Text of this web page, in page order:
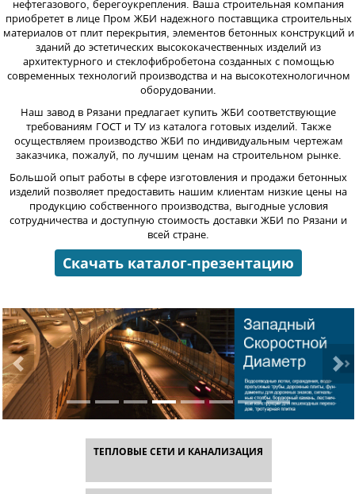
нефтегазового, берегоукрепления. Ваша строительная компания
приобретет в лице Пром ЖБИ надежного поставщика строительных
материалов от плит перекрытия, элементов бетонных конструкций и
зданий до эстетических высококачественных изделий из
архитектурного и стеклофибробетона созданных с помощью
современных технологий производства и на высокотехнологичном
оборудовании.
Наш завод в Рязани предлагает купить ЖБИ соответствующие
требованиям ГОСТ и ТУ из каталога готовых изделий. Также
осуществляем производство ЖБИ по индивидуальным чертежам
заказчика, пожалуй, по лучшим ценам на строительном рынке.
Большой опыт работы в сфере изготовления и продажи бетонных
изделий позволяет предоставить нашим клиентам низкие цены на
продукцию собственного производства, выгодные условия
сотрудничества и доступную стоимость доставки ЖБИ по Рязани и
всей стране.
Скачать каталог-презентацию
ТЕПЛОВЫЕ СЕТИ И КАНАЛИЗАЦИЯ